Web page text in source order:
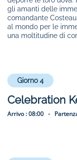
gli amanti delle
comandante
al mondo per le
una moltitudine di
Giorno 4
Celebration
Arrivo :08:00 -